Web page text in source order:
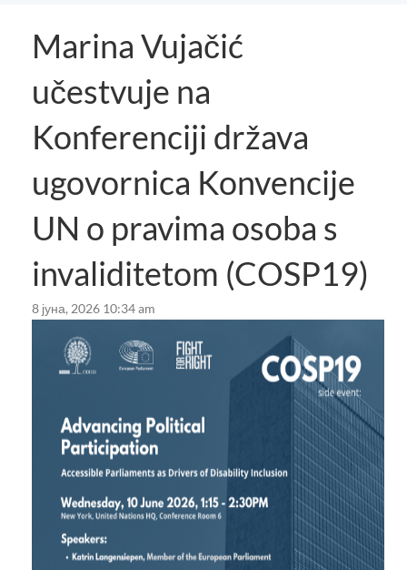
Marina Vujačić
učestvuje na
Konferenciji država
ugovornica Konvencije
UN o pravima osoba s
invaliditetom (COSP19)
8 јуна, 2026 10:34 am